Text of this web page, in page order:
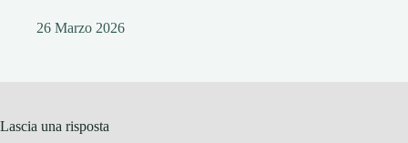
26 Marzo 2026
Lascia una risposta